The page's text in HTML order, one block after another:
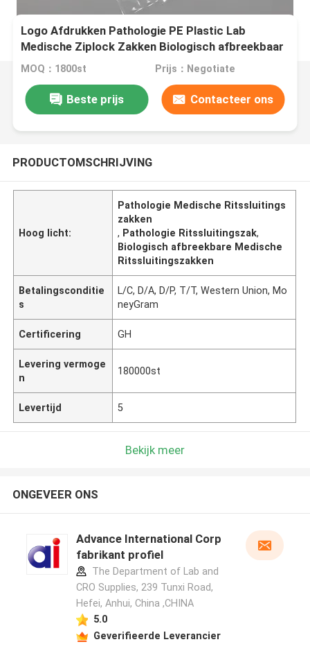
Logo Afdrukken Pathologie PE Plastic Lab
Medische Ziplock Zakken Biologisch afbreekbaar
MOQ：1800st Prijs：Negotiate
Beste prijs Contacteer ons
PRODUCTOMSCHRIJVING
Hoog licht:
Pathologie Medische Ritssluitings
zakken
, Pathologie Ritssluitingszak,
Biologisch afbreekbare Medische
Ritssluitingszakken
Betalingsconditie
s
L/C, D/A, D/P, T/T, Western Union, Mo
neyGram
Certificering GH
Levering vermoge
n
180000st
Levertijd 5
Bekijk meer
ONGEVEER ONS
Advance International Corp
fabrikant profiel
The Department of Lab and
CRO Supplies, 239 Tunxi Road,
Hefei, Anhui, China ,CHINA
5.0
Geverifieerde Leverancier